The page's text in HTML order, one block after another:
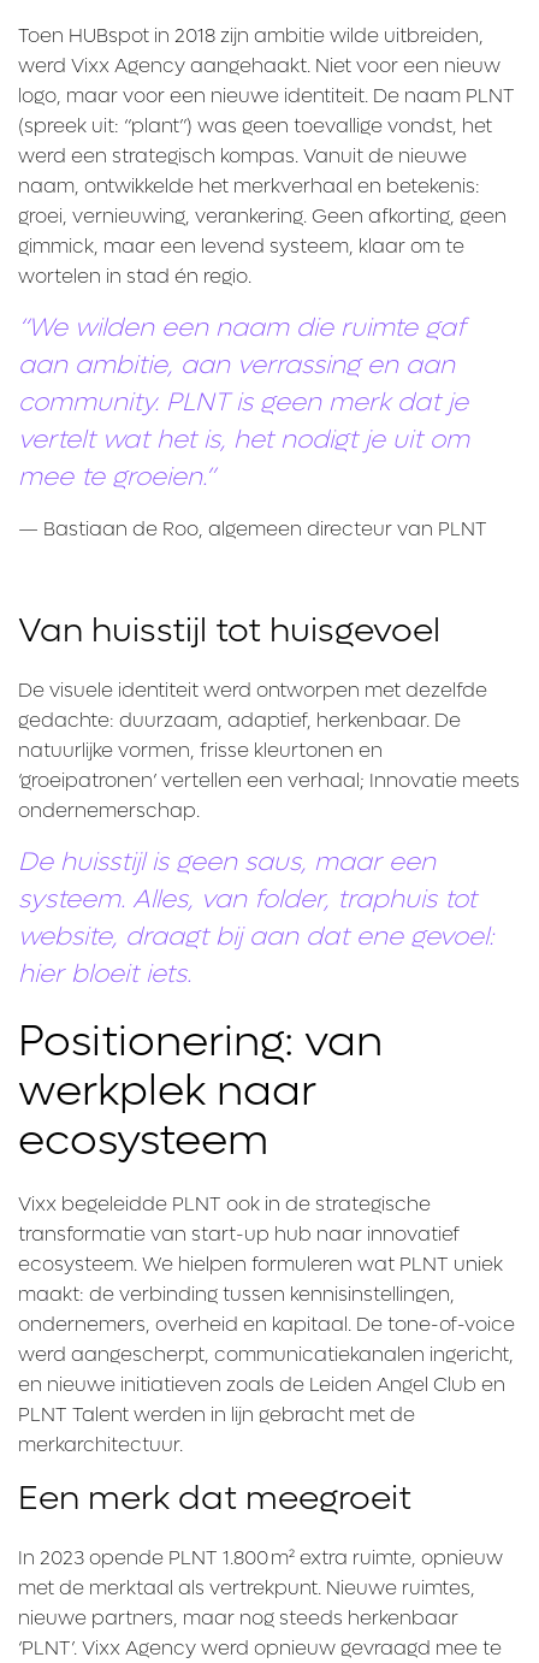
Toen HUBspot in 2018 zijn ambitie wilde uitbreiden,
werd Vixx Agency aangehaakt. Niet voor een nieuw
logo, maar voor een nieuwe identiteit. De naam PLNT
(spreek uit: “plant”) was geen toevallige vondst, het
werd een strategisch kompas. Vanuit de nieuwe
naam, ontwikkelde het merkverhaal en betekenis:
groei, vernieuwing, verankering. Geen afkorting, geen
gimmick, maar een levend systeem, klaar om te
wortelen in stad én regio.
“We wilden een naam die ruimte gaf
aan ambitie, aan verrassing en aan
community. PLNT is geen merk dat je
vertelt wat het is, het nodigt je uit om
mee te groeien.”
— Bastiaan de Roo, algemeen directeur van PLNT
Van huisstijl tot huisgevoel
De visuele identiteit werd ontworpen met dezelfde
gedachte: duurzaam, adaptief, herkenbaar. De
natuurlijke vormen, frisse kleurtonen en
‘groeipatronen’ vertellen een verhaal; Innovatie meets
ondernemerschap.
De huisstijl is geen saus, maar een
systeem. Alles, van folder, traphuis tot
website, draagt bij aan dat ene gevoel:
hier bloeit iets.
Positionering: van
werkplek naar
ecosysteem
Vixx begeleidde PLNT ook in de strategische
transformatie van start-up hub naar innovatief
ecosysteem. We hielpen formuleren wat PLNT uniek
maakt: de verbinding tussen kennisinstellingen,
ondernemers, overheid en kapitaal. De tone-of-voice
werd aangescherpt, communicatiekanalen ingericht,
en nieuwe initiatieven zoals de Leiden Angel Club en
PLNT Talent werden in lijn gebracht met de
merkarchitectuur.
Een merk dat meegroeit
In 2023 opende PLNT 1.800 m² extra ruimte, opnieuw
met de merktaal als vertrekpunt. Nieuwe ruimtes,
nieuwe partners, maar nog steeds herkenbaar
‘PLNT’. Vixx Agency werd opnieuw gevraagd mee te